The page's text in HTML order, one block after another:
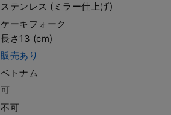
ステンレス (ミラー仕上げ)
ケーキフォーク
長さ13 (cm)
販売あり
ベトナム
可
不可